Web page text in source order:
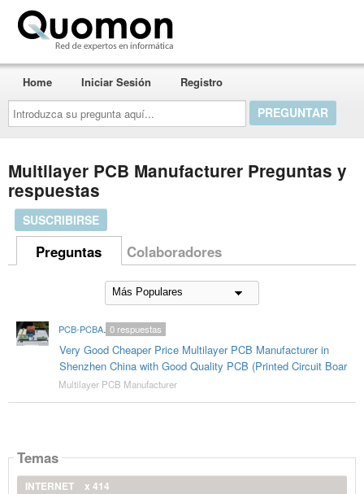
Introduzca
su
pregunta
aquí...
Home Iniciar Sesión Registro
Multilayer PCB Manufacturer Preguntas y
respuestas
SUSCRIBIRSE
Preguntas Colaboradores
PCB-PCBA-HitechRoger
Very Good Cheaper Price Multilayer PCB Manufacturer in
Shenzhen China with Good Quality PCB (Printed Circuit Boar
0respuestas
Multilayer PCB Manufacturer
Temas
INTERNET
x 414